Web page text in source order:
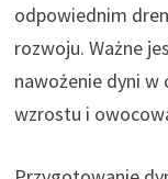
odpowiednim
rozwoju. Ważne
nawożenie dyni w
wzrostu i